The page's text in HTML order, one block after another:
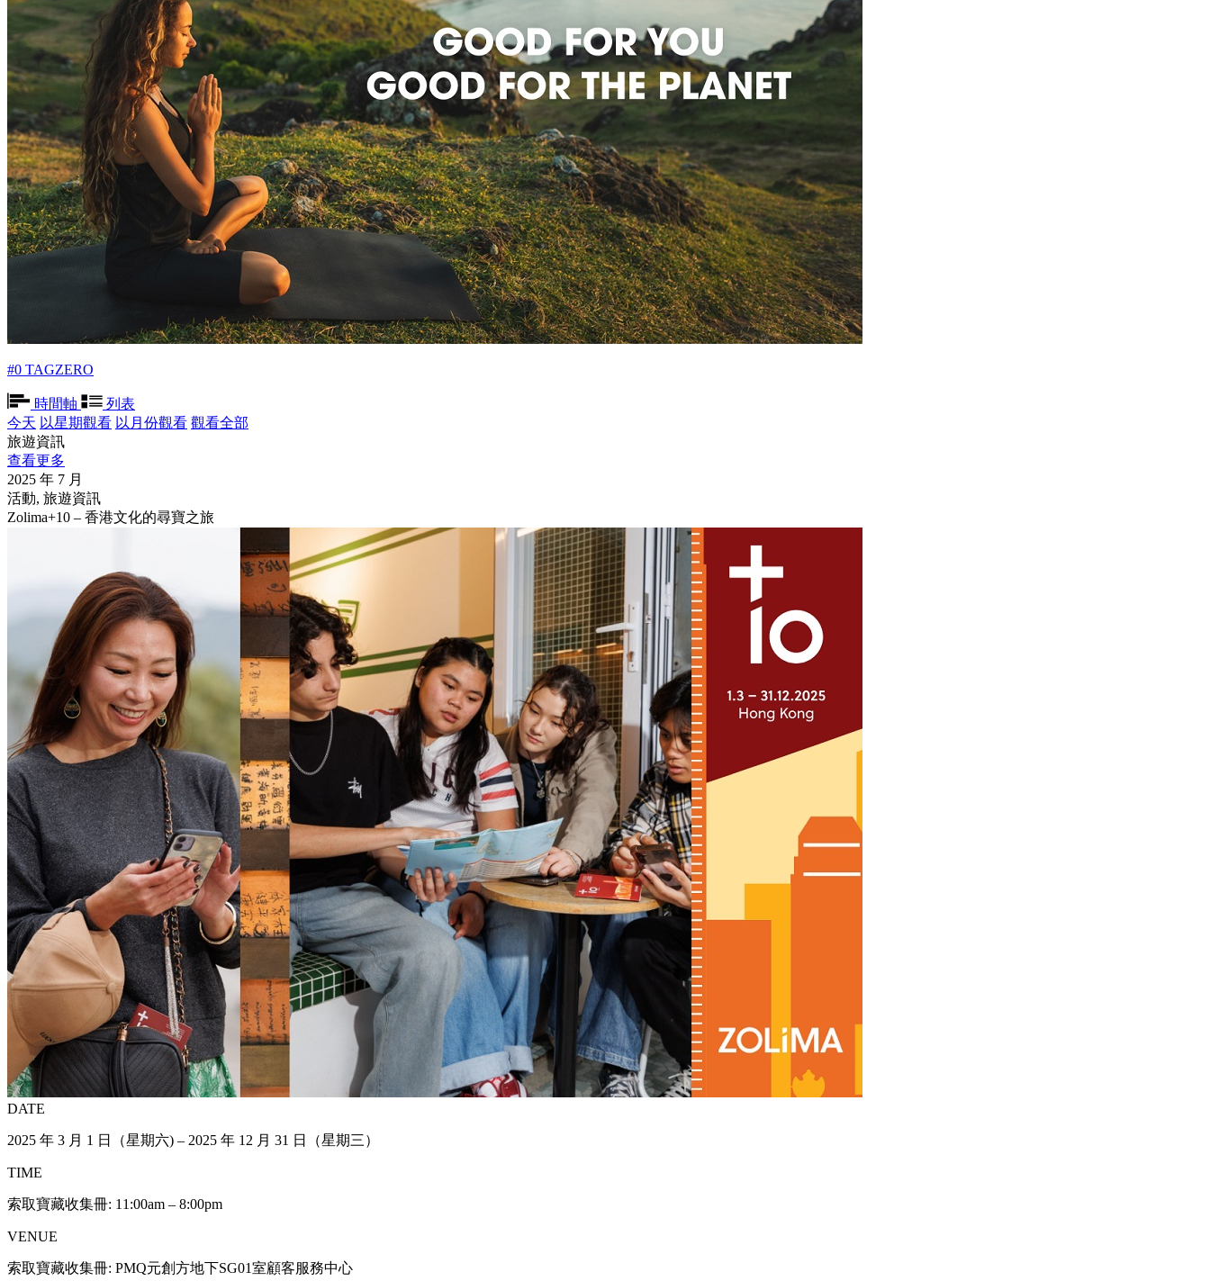
#0 TAGZERO
時間軸
列表
今天 以星期觀看 以月份觀看 觀看全部
旅遊資訊
查看更多
2025 年 7 月
活動, 旅遊資訊
Zolima+10 – 香港文化的尋寶之旅
DATE
2025 年 3 月 1 日（星期六) – 2025 年 12 月 31 日（星期三）
TIME
索取寶藏收集冊: 11:00am – 8:00pm
VENUE
索取寶藏收集冊: PMQ元創方地下SG01室顧客服務中心